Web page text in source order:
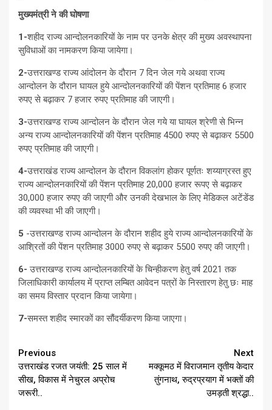
मुख्यमंत्री ने की घोषणा
1-शहीद राज्य आन्दोलनकारियों के नाम पर उनके क्षेत्र की मुख्य अवस्थापना
सुविधाओं का नामकरण किया जायेगा।
2-उत्तराखण्ड राज्य आंदोलन के दौरान 7 दिन जेल गये अथवा राज्य
आन्दोलन के दौरान घायल हुये आन्दोलनकारियों की पेंशन प्रतिमाह 6 हजार
रुपए से बढ़ाकर 7 हजार रुपए प्रतिमाह की जाएगी।
3-उत्तराखण्ड राज्य आन्दोलन के दौरान जेल गये या घायल श्रेणी से भिन्न
अन्य राज्य आन्दोलनकारियों की पेंशन प्रतिमाह 4500 रुपए से बढ़ाकर 5500
रुपए प्रतिमाह की जाएगी।
4-उत्तराखंड राज्य आन्दोलन के दौरान विकलांग होकर पूर्णतः शय्याग्रस्त हुए
राज्य आन्दोलनकारियों की पेंशन प्रतिमाह 20,000 हजार रूपए से बढ़ाकर
30,000 हजार रुपए की जाएगी और उनकी देखभाल के लिए मेडिकल अटेंडेंड
की व्यवस्था भी की जाएगी।
5 -उत्तराखण्ड राज्य आन्दोलन के दौरान शहीद हुये राज्य आन्दोलनकारियों के
आश्रितों की पेंशन प्रतिमाह 3000 रुपए से बढ़ाकर 5500 रुपए की जाएगी।
6- उत्तराखण्ड राज्य आन्दोलनकारियों के चिन्हीकरण हेतु वर्ष 2021 तक
जिलाधिकारी कार्यालय में प्राप्त लम्बित आवेदन पत्रों के निस्तारण हेतु छः माह
का समय विस्तार प्रदान किया जायेगा।
7-समस्त शहीद स्मारकों का सौंदर्यीकरण किया जाएगा।
Continue
Reading
Previous
उत्तराखंड रजत जयंती: 25 साल में
सीख, विकास में नेचुरल अप्रोच
जरूरी..
Next
मक्कूमठ में विराजमान तृतीय केदार
तुंगनाथ, रुद्रप्रयाग में भक्तों की
उमड़ती श्रद्धा..